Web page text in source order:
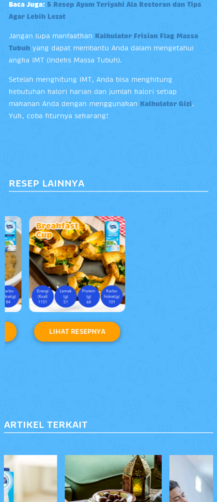
Baca Juga: 5 Resep Ayam Teriyaki Ala Restoran dan Tips
Agar Lebih Lezat
Jangan lupa manfaatkan Kalkulator Frisian Flag Massa
Tubuh yang dapat membantu Anda dalam mengetahui
angka IMT (Indeks Massa Tubuh).
Setelah menghitung IMT, Anda bisa menghitung
kebutuhan kalori harian dan jumlah kalori setiap
makanan Anda dengan menggunakan Kalkulator Gizi
Yuk, coba fiturnya sekarang!
RESEP LAINNYA
LIHAT RESEPNYA
ARTIKEL TERKAIT